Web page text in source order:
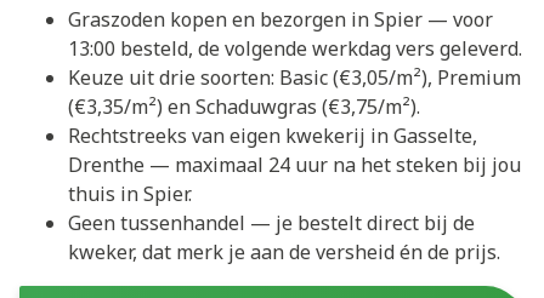
Graszoden kopen en bezorgen in Spier — voor
13:00 besteld, de volgende werkdag vers geleverd.
Keuze uit drie soorten: Basic (€3,05/m²), Premium
(€3,35/m²) en Schaduwgras (€3,75/m²).
Rechtstreeks van eigen kwekerij in Gasselte,
Drenthe — maximaal 24 uur na het steken bij jou
thuis in Spier.
Geen tussenhandel — je bestelt direct bij de
kweker, dat merk je aan de versheid én de prijs.